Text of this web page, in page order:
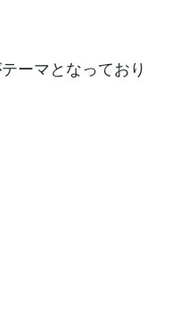
ーマとなっており